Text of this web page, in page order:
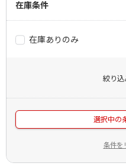
在庫条件
在庫ありのみ
絞り
選択中の
条件を